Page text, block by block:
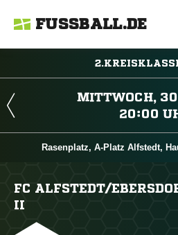
FUSSBALL.DE


Rasenplatz, A-Platz Alfstedt,
FC ALFSTEDT/​
II